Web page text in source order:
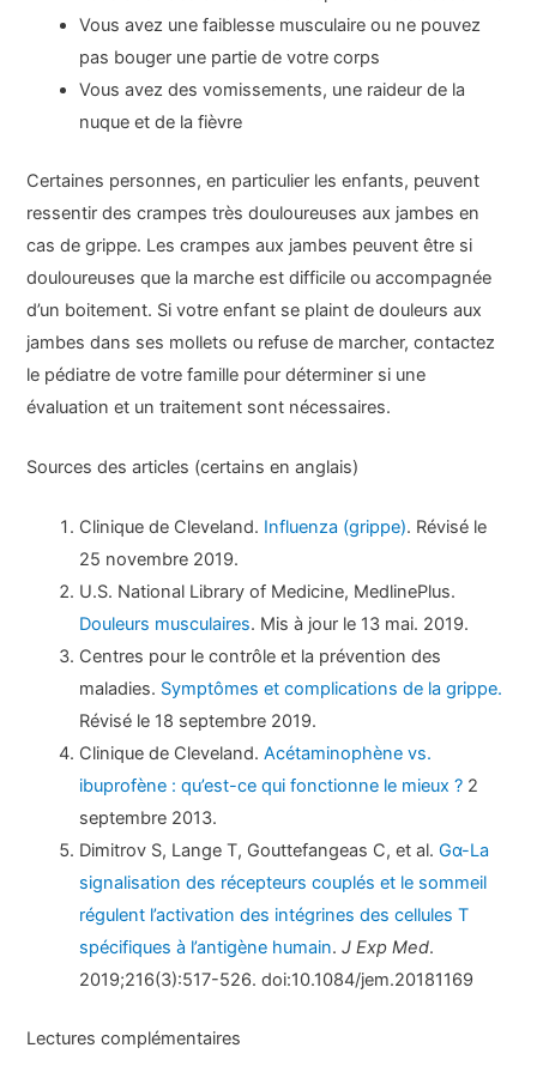
Vous avez une faiblesse musculaire ou ne pouvez
pas bouger une partie de votre corps
Vous avez des vomissements, une raideur de la
nuque et de la fièvre
Certaines personnes, en particulier les enfants, peuvent
ressentir des crampes très douloureuses aux jambes en
cas de grippe. Les crampes aux jambes peuvent être si
douloureuses que la marche est difficile ou accompagnée
d’un boitement. Si votre enfant se plaint de douleurs aux
jambes dans ses mollets ou refuse de marcher, contactez
le pédiatre de votre famille pour déterminer si une
évaluation et un traitement sont nécessaires.
Sources des articles (certains en anglais)
Clinique de Cleveland. Influenza (grippe). Révisé le
25 novembre 2019.
U.S. National Library of Medicine, MedlinePlus.
Douleurs musculaires. Mis à jour le 13 mai. 2019.
Centres pour le contrôle et la prévention des
maladies. Symptômes et complications de la grippe.
Révisé le 18 septembre 2019.
Clinique de Cleveland.Acétaminophène vs.
ibuprofène : qu’est-ce qui fonctionne le mieux ? 2
septembre 2013.
Dimitrov S, Lange T, Gouttefangeas C, et al.Gα-La
signalisation des récepteurs couplés et le sommeil
régulent l’activation des intégrines des cellules T
spécifiques à l’antigène humain.J Exp Med.
2019;216(3):517-526. doi:10.1084/jem.20181169
Lectures complémentaires